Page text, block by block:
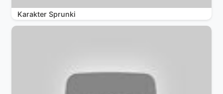
Karakter Sprunki